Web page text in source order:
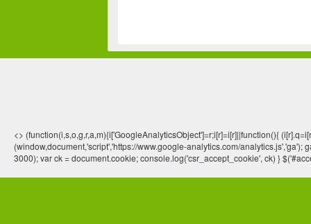
<> (function(i,s,o,g,r,a,m){i['GoogleAnalyticsObject']=r;i[r]=i[r]||function(){
(window,document,'script','https://www.google-analytics.com/
3000); var ck = document.cookie; console.log('csr_accept_cookie', ck) }